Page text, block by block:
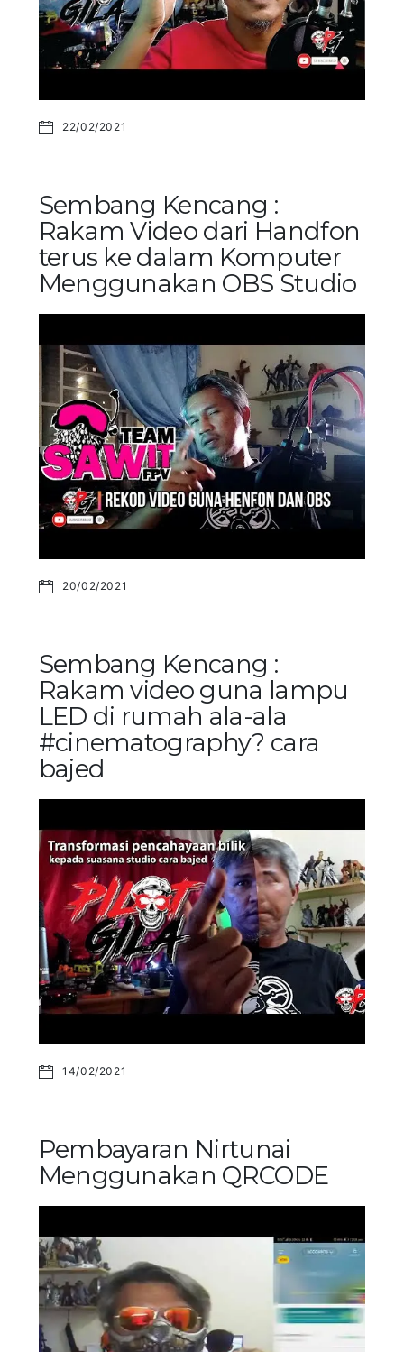
22/02/2021
Sembang Kencang :
Rakam Video dari Handfon
terus ke dalam Komputer
Menggunakan OBS Studio
20/02/2021
Sembang Kencang :
Rakam video guna lampu
LED di rumah ala-ala
#cinematography? cara
bajed
14/02/2021
Pembayaran Nirtunai
Menggunakan QRCODE